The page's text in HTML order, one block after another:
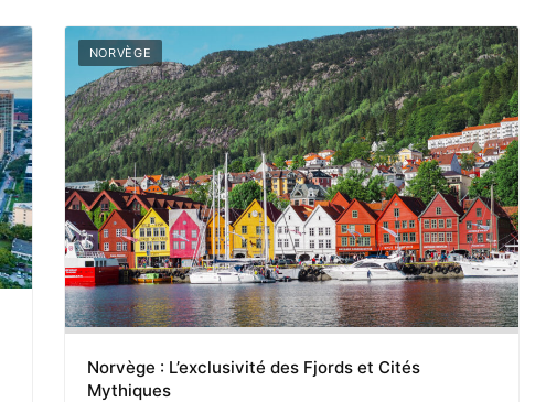
NORVÈGE
Norvège : L’exclusivité des Fjords et Cités
Mythiques